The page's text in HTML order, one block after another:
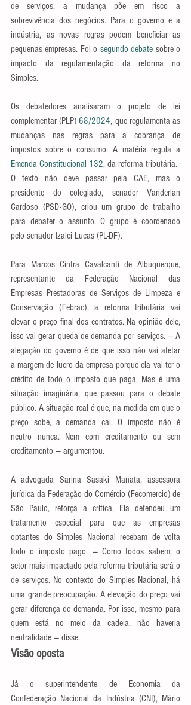
de serviços, a mudança põe em risco a
sobrevivência dos negócios. Para o governo e a
indústria, as novas regras podem beneficiar as
pequenas empresas. Foi o segundo debate sobre o
impacto da regulamentação da reforma no
Simples.
Os debatedores analisaram o projeto de lei
complementar (PLP) 68/2024, que regulamenta as
mudanças nas regras para a cobrança de
Emenda Constitucional 132, da reforma tributária.
O texto não deve passar pela CAE, mas o
presidente do colegiado, senador Vanderlan
Cardoso (PSD-GO), criou um grupo de trabalho
para debater o assunto. O grupo é coordenado
pelo senador Izalci Lucas (PL-DF).
Para Marcos Cintra Cavalcanti de Albuquerque,
representante da Federação Nacional das
Empresas Prestadoras de Serviços de Limpeza e
Conservação (Febrac), a reforma tributária vai
elevar o preço final dos contratos. Na opinião dele,
isso vai gerar queda de demanda por serviços. — A
alegação do governo é de que isso não vai afetar
a margem de lucro da empresa porque ela vai ter o
crédito de todo o imposto que paga. Mas é uma
situação imaginária, que passou para o debate
público. A situação real é que, na medida em que o
preço sobe, a demanda cai. O imposto não é
neutro nunca. Nem com creditamento ou sem
creditamento — argumentou.
A advogada Sarina Sasaki Manata, assessora
jurídica da Federação do Comércio (Fecomercio) de
São Paulo, reforça a crítica. Ela defendeu um
tratamento especial para que as empresas
optantes do Simples Nacional recebam de volta
todo o imposto pago. — Como todos sabem, o
setor mais impactado pela reforma tributária será o
de serviços. No contexto do Simples Nacional, há
uma grande preocupação. A elevação do preço vai
gerar diferença de demanda. Por isso, mesmo para
quem está no meio da cadeia, não haveria
neutralidade — disse.
Visão oposta
Já o superintendente de Economia da
Confederação Nacional da Indústria (CNI), Mário